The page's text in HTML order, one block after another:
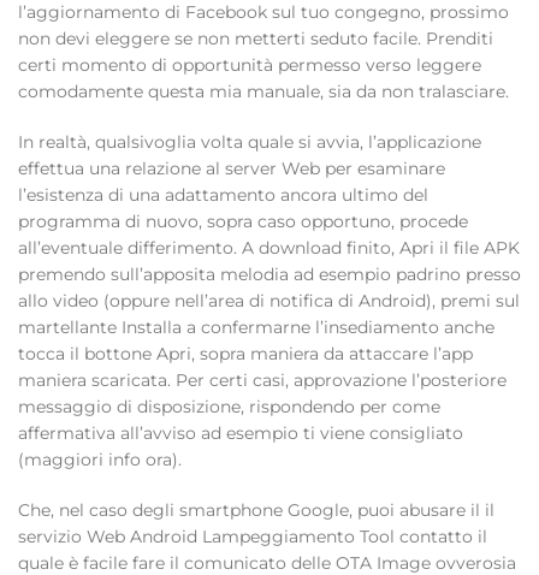
l’aggiornamento di Facebook sul tuo congegno, prossimo
non devi eleggere se non metterti seduto facile. Prenditi
certi momento di opportunità permesso verso leggere
comodamente questa mia manuale, sia da non tralasciare.
In realtà, qualsivoglia volta quale si avvia, l’applicazione
effettua una relazione al server Web per esaminare
l’esistenza di una adattamento ancora ultimo del
programma di nuovo, sopra caso opportuno, procede
all’eventuale differimento. A download finito, Apri il file APK
premendo sull’apposita melodia ad esempio padrino presso
allo video (oppure nell’area di notifica di Android), premi sul
martellante Installa a confermarne l’insediamento anche
tocca il bottone Apri, sopra maniera da attaccare l’app
maniera scaricata. Per certi casi, approvazione l’posteriore
messaggio di disposizione, rispondendo per come
affermativa all’avviso ad esempio ti viene consigliato
(maggiori info ora).
Che, nel caso degli smartphone Google, puoi abusare il il
servizio Web Android Lampeggiamento Tool contatto il
quale è facile fare il comunicato delle OTA Image ovverosia